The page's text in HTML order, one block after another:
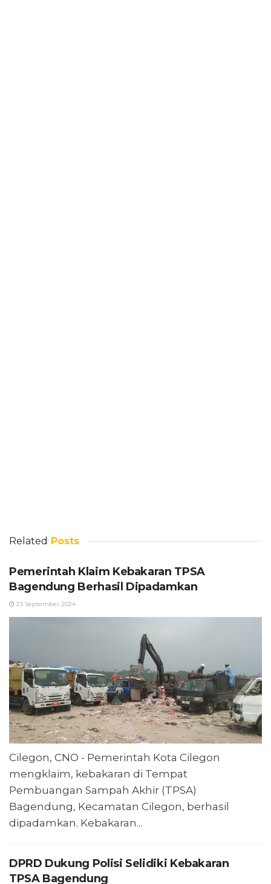
Related Posts
Pemerintah Klaim Kebakaran TPSA
Bagendung Berhasil Dipadamkan
23 September 2024
Cilegon, CNO - Pemerintah Kota Cilegon
mengklaim, kebakaran di Tempat
Pembuangan Sampah Akhir (TPSA)
Bagendung, Kecamatan Cilegon, berhasil
dipadamkan. Kebakaran...
DPRD Dukung Polisi Selidiki Kebakaran
TPSA Bagendung